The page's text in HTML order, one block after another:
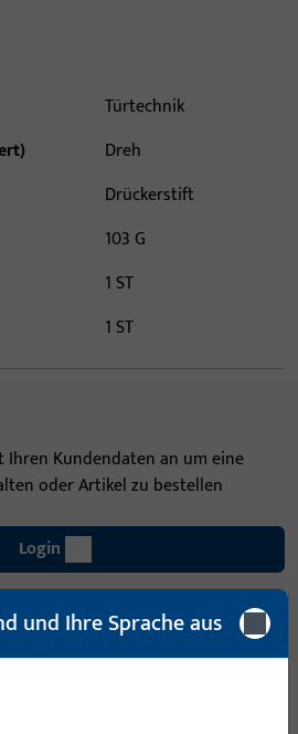
Türtechnik
Dreh
Drückerstift
103 G
1 ST
1 ST
Kundendaten an um eine
oder Artikel zu bestellen
Login
erstellen
und Ihre Sprache aus